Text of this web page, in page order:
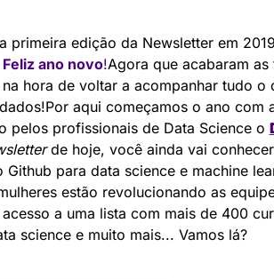
primeira edição da Newsletter em
Feliz ano novo!Agora que acabaram as
hora de voltar a acompanhar tudo o
aqui começamos o ano com
pelos profissionais de Data Science o
de hoje, você ainda vai
para data science e machine
estão revolucionando as
a uma lista com mais de 400
science e muito mais... Vamos lá?